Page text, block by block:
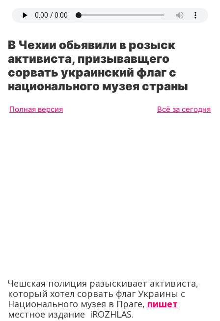
В Чехии обьявили в розыск
активиста, призывавщего
сорвать украинский флаг с
национального музея страны
Полная версия Всё за сегодня
Чешская полиция разыскивает активиста,
который хотел сорвать флаг Украины с
Национального музея в Праге, пишет
местное издание iROZHLAS.